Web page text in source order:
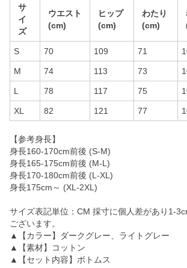
サ
イ
ズ
ウエスト
(cm)
ヒップ
(cm)
わたり
(cm)
S 70 109 71
M 74 113 73
L 78 117 75
XL 82 121 77
【参考身長】
身長160-170cm前後 (S-M)
身長165-175cm前後 (M-L)
身長170-180cm前後 (L-XL)
身長175cm～ (XL-2XL)
サイズ表記単位：CM 採寸に個人差があり1-
ございます。
▲【カラー】ダークグレー、ライトグレー
▲【素材】コットン
▲【セット内容】ボトムス